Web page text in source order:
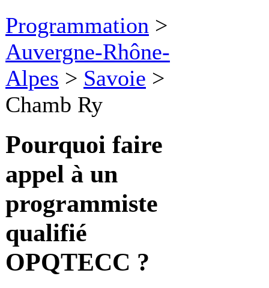
Programmation >
Auvergne-Rhône-
Alpes > Savoie >
Chamb Ry
Pourquoi faire
appel à un
programmiste
qualifié
OPQTECC ?